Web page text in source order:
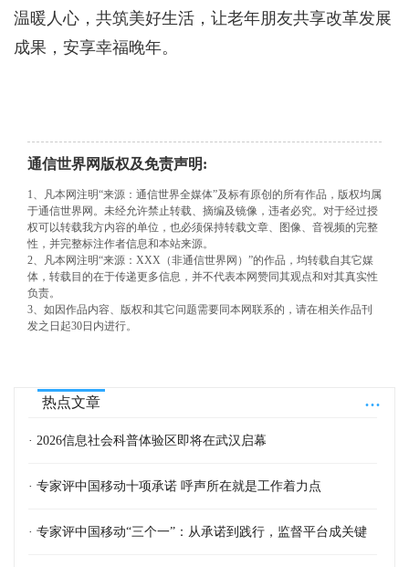
温暖人心，共筑美好生活，让老年朋友共享改革发展
成果，安享幸福晚年。
通信世界网版权及免责声明:
1、凡本网注明“来源：通信世界全媒体”及标有原创的所有作品，版权均属
于通信世界网。未经允许禁止转载、摘编及镜像，违者必究。对于经过授
权可以转载我方内容的单位，也必须保持转载文章、图像、音视频的完整
性，并完整标注作者信息和本站来源。
2、凡本网注明“来源：XXX（非通信世界网）”的作品，均转载自其它媒
体，转载目的在于传递更多信息，并不代表本网赞同其观点和对其真实性
负责。
3、如因作品内容、版权和其它问题需要同本网联系的，请在相关作品刊
发之日起30日内进行。
...
热点文章
· 2026信息社会科普体验区即将在武汉启幕
· 专家评中国移动十项承诺 呼声所在就是工作着力点
· 专家评中国移动“三个一”：从承诺到践行，监督平台成关键